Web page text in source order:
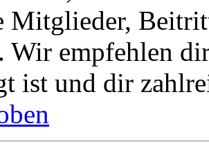
Mitglieder,
Wir empfehlen
ist und dir